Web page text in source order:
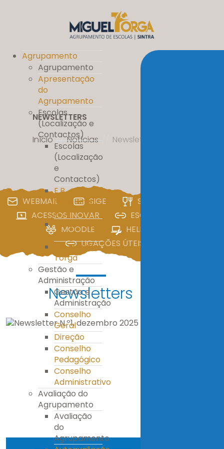
Agrupamento
Agrupamento
Apresentação
do
Agrupamento
Escolas
(Localização e
Contactos)
Escolas
(Localização
e
Contactos)
E.B.
Massamá
nº 1
E.B. D. Pedro
IV
E.S. Miguel
Torga
Gestão e
Administração
Gestão e
Administração
Conselho
Geral
Direção
Conselho
Pedagógico
Conselho
Administrativo
Avaliação do
Agrupamento
Avaliação
do
Agrupamento
NEWSLETTERS
Início //Notícias Newsletters
WEBMAIL SIGE SIGA
ACESSOS INOVAR
ESCOLA DIGITAL
MOODLE
HELPDESK
LIGAÇÕES ÚTEIS
Newsletters